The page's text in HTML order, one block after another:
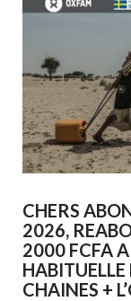
CHERS
2026,
2000 FCFA
HABITUELLE
CHAINES +